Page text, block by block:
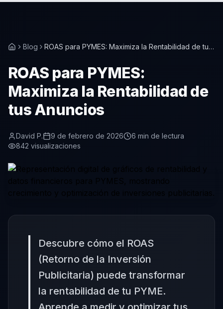
Blog
ROAS para PYMES: Maximiza la Rentabilidad de tus
ROAS para PYMES:
Maximiza la Rentabilidad de
tus Anuncios
David P. 9 de febrero de 2026 6 min de lectura
842 visualizaciones
Descubre cómo el ROAS
(Retorno de la Inversión
Publicitaria) puede transformar
la rentabilidad de tu PYME.